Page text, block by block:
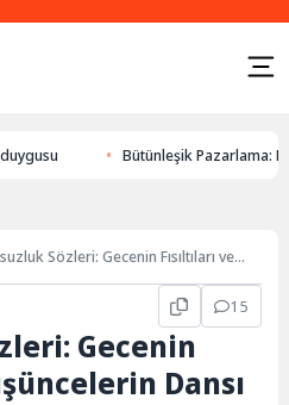
Bütünleşik Pazarlama: Markalarla
Sözleri: Gecenin Fısıltıları ve
15
Gecenin
Dansı